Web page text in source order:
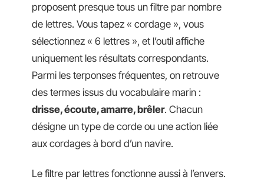
proposent presque tous un filtre par nombre
de lettres. Vous tapez « cordage », vous
sélectionnez « 6 lettres », et l’outil affiche
uniquement les résultats correspondants.
Parmi les terponses fréquentes, on retrouve
des termes issus du vocabulaire marin :
drisse, écoute, amarre, brêler. Chacun
désigne un type de corde ou une action liée
aux cordages à bord d’un navire.
Le filtre par lettres fonctionne aussi à l’envers.